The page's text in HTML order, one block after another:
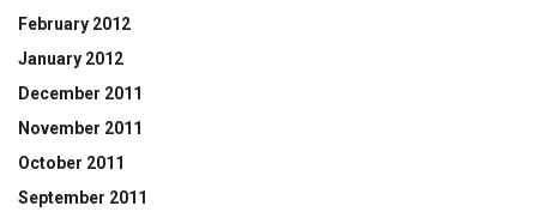
February 2012
January 2012
December 2011
November 2011
October 2011
September 2011